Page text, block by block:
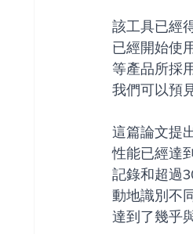
該工具已經
已經開始使
等產品所採
我們可以預
這篇論文提
性能已經達
記錄和超過
動地識別不
達到了幾乎